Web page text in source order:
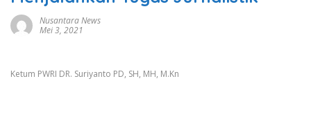
Nusantara News
Mei 3, 2021
Ketum PWRI DR. Suriyanto PD, SH, MH, M.Kn